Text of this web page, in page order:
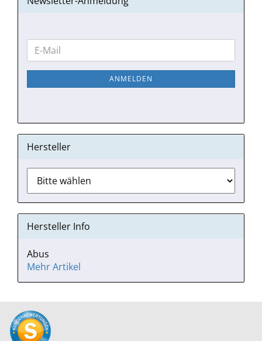
WEITER
ZUR
NEWSLETTER-
E-
Mail
ANMELDEN
Hersteller
Hersteller Info
Abus
Mehr Artikel